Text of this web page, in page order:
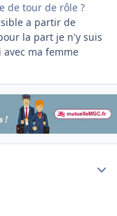
de tour de rôle ?
a partir de
la part je n'y suis
ma femme